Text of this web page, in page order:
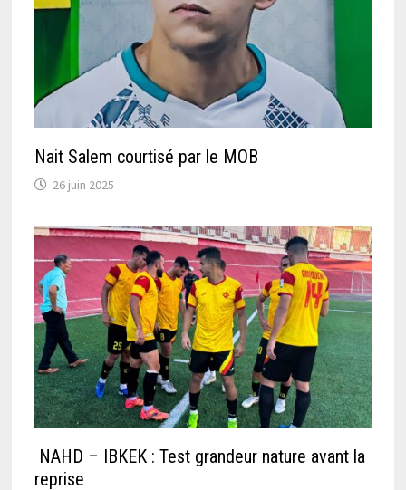
Nait Salem courtisé par le MOB
26 juin 2025
NAHD – IBKEK : Test grandeur nature avant la
reprise